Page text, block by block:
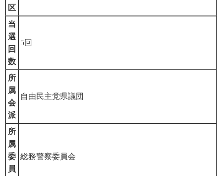
区
当
選
回
数
5回
所
属
会
派
自由民主党県議団
所
属
委
員
総務警察委員会